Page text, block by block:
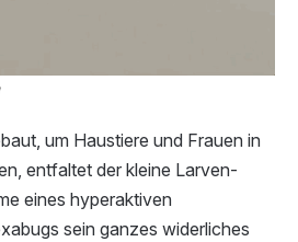
um Haustiere und Frauen in
entfaltet der kleine Larven-
eines hyperaktiven
sein ganzes widerliches